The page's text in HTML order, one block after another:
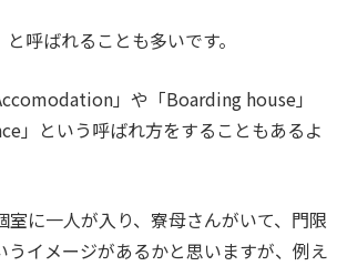
呼ばれることも多いです。
」や「Boarding house」
」という呼ばれ方をすることもあるよ
室に一人が入り、寮母さんがいて、門限
うイメージがあるかと思いますが、例え